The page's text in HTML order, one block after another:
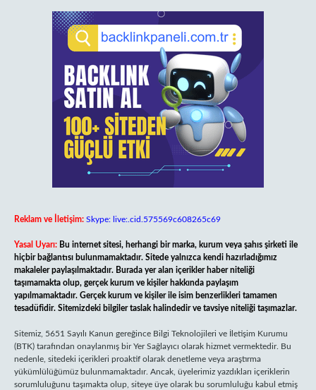
Reklam ve İletişim: Skype: live:.cid.575569c608265c69
Yasal Uyarı: Bu internet sitesi, herhangi bir marka, kurum veya şahıs şirketi ile
hiçbir bağlantısı bulunmamaktadır. Sitede yalnızca kendi hazırladığımız
makaleler paylaşılmaktadır. Burada yer alan içerikler haber niteliği
taşımamakta olup, gerçek kurum ve kişiler hakkında paylaşım
yapılmamaktadır. Gerçek kurum ve kişiler ile isim benzerlikleri tamamen
tesadüfidir. Sitemizdeki bilgiler taslak halindedir ve tavsiye niteliği taşımazlar.
Sitemiz, 5651 Sayılı Kanun gereğince Bilgi Teknolojileri ve İletişim Kurumu
(BTK) tarafından onaylanmış bir Yer Sağlayıcı olarak hizmet vermektedir. Bu
nedenle, sitedeki içerikleri proaktif olarak denetleme veya araştırma
yükümlülüğümüz bulunmamaktadır. Ancak, üyelerimiz yazdıkları içeriklerin
sorumluluğunu taşımakta olup, siteye üye olarak bu sorumluluğu kabul etmiş